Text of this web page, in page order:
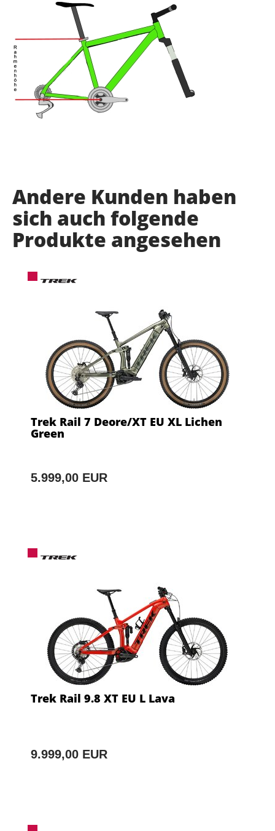
Andere Kunden haben
sich auch folgende
Produkte angesehen
Trek Rail 7 Deore/XT EU XL Lichen
Green
5.999,00 EUR
Trek Rail 9.8 XT EU L Lava
9.999,00 EUR